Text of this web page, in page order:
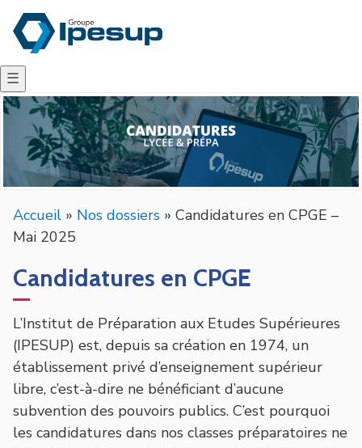
☰
Accueil » Nos dossiers » Candidatures en CPGE –
Mai 2025
Candidatures en CPGE
L’Institut de Préparation aux Etudes Supérieures
(IPESUP) est, depuis sa création en 1974, un
établissement privé d’enseignement supérieur
libre, c’est-à-dire ne bénéficiant d’aucune
subvention des pouvoirs publics. C’est pourquoi
les candidatures dans nos classes préparatoires ne